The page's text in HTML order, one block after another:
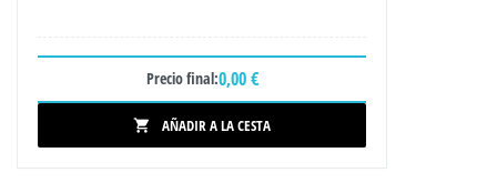
Precio final:0,00 €
 AÑADIR A LA CESTA